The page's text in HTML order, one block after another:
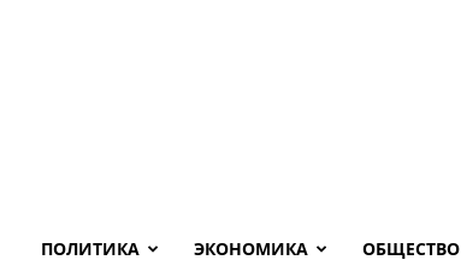
ПОЛИТИКА ЭКОНОМИКА ОБЩЕСТВО